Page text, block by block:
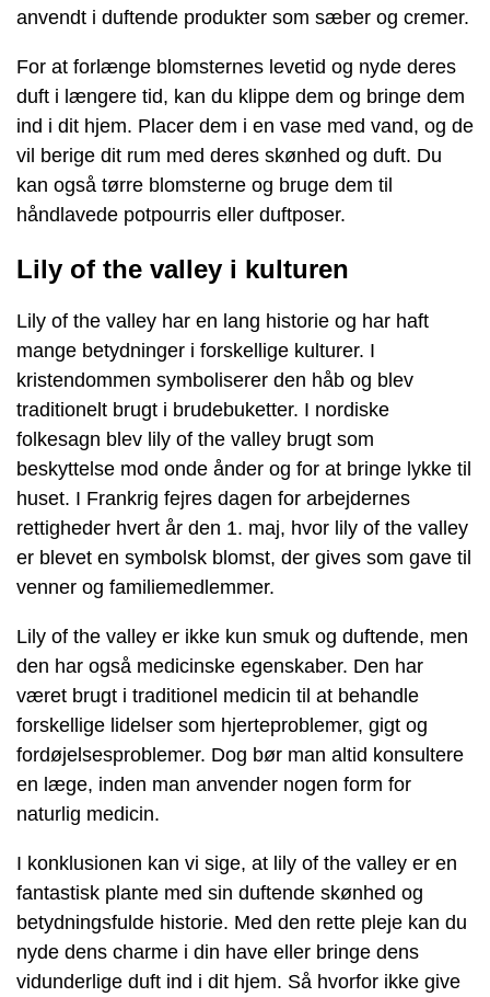
anvendt i duftende produkter som sæber og cremer.
For at forlænge blomsternes levetid og nyde deres
duft i længere tid, kan du klippe dem og bringe dem
ind i dit hjem. Placer dem i en vase med vand, og de
vil berige dit rum med deres skønhed og duft. Du
kan også tørre blomsterne og bruge dem til
håndlavede potpourris eller duftposer.
Lily of the valley i kulturen
Lily of the valley har en lang historie og har haft
mange betydninger i forskellige kulturer. I
kristendommen symboliserer den håb og blev
traditionelt brugt i brudebuketter. I nordiske
folkesagn blev lily of the valley brugt som
beskyttelse mod onde ånder og for at bringe lykke til
huset. I Frankrig fejres dagen for arbejdernes
rettigheder hvert år den 1. maj, hvor lily of the valley
er blevet en symbolsk blomst, der gives som gave til
venner og familiemedlemmer.
Lily of the valley er ikke kun smuk og duftende, men
den har også medicinske egenskaber. Den har
været brugt i traditionel medicin til at behandle
forskellige lidelser som hjerteproblemer, gigt og
fordøjelsesproblemer. Dog bør man altid konsultere
en læge, inden man anvender nogen form for
naturlig medicin.
I konklusionen kan vi sige, at lily of the valley er en
fantastisk plante med sin duftende skønhed og
betydningsfulde historie. Med den rette pleje kan du
nyde dens charme i din have eller bringe dens
vidunderlige duft ind i dit hjem. Så hvorfor ikke give